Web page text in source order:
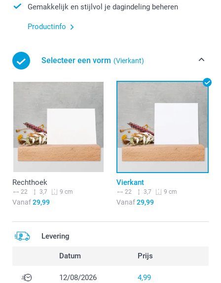
Gemakkelijk en stijlvol je dagindeling beheren
Productinfo
Selecteer een vorm (Vierkant)
Rechthoek
22 3,7 9 cm
Vanaf29,99
Vierkant
22 3,7 9 cm
Vanaf29,99
Levering
Datum Prijs
12/08/2026 4,99